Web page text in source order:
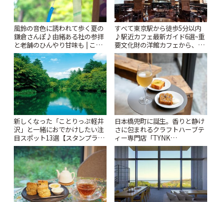
風鈴の音色に誘われて歩く夏の
鎌倉さんぽ♪由緒ある社の参拝
と老舗のひんやり甘味も | こと
りっぷ
すべて東京駅から徒歩5分以内
♪駅近カフェ最新ガイド6選~重
要文化財の洋館カフェから、改
札すぐのレトロ喫茶まで~ | こと
りっぷ
新しくなった「ことりっぷ軽井
沢」と一緒におでかけしたい注
目スポット13選【スタンプラリ
ー開催中】 | ことりっぷ
日本橋兜町に誕生。香りと静け
さに包まれるクラフトハーブテ
ィー専門店「TYNK
Kabutocho」 | ことりっぷ